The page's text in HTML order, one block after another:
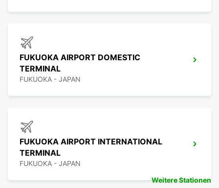
FUKUOKA AIRPORT DOMESTIC
TERMINAL
FUKUOKA - JAPAN
FUKUOKA AIRPORT INTERNATIONAL
TERMINAL
FUKUOKA - JAPAN
Weitere Stationen